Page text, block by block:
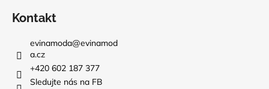
Kontakt
evinamoda@evinamod
a.cz
+420 602 187 377
Sledujte nás na FB